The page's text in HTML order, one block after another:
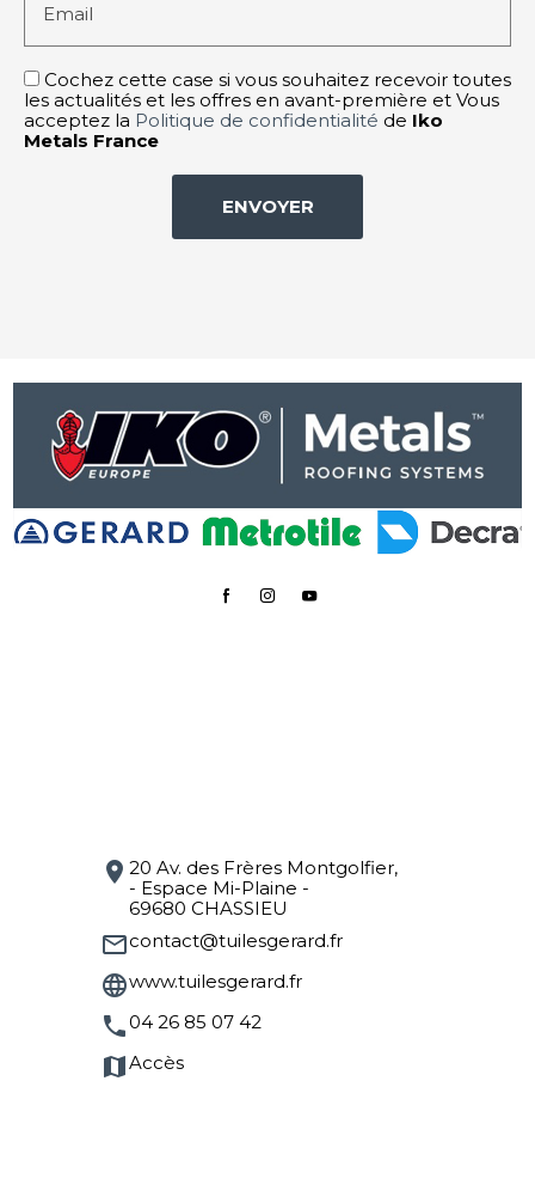
Email
Cochez cette case si vous souhaitez recevoir toutes
les actualités et les offres en avant-première et Vous
acceptez la Politique de confidentialité de Iko
Metals France
location_on 20 Av. des Frères Montgolfier,
- Espace Mi-Plaine -
69680 CHASSIEU
mail_outlinecontact@tuilesgerard.fr
languagewww.tuilesgerard.fr
phone04 26 85 07 42
map Accès